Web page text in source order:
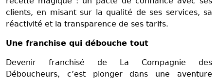
clients, en misant sur la qualité de ses services, sa
réactivité et la transparence de ses tarifs.
Une franchise qui débouche tout
Devenir franchisé de La Compagnie des
Déboucheurs, c’est plonger dans une aventure